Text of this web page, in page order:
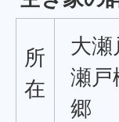
所
在
大瀬
瀬戸
郷